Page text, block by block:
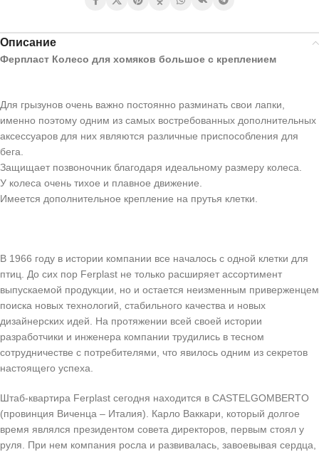
Описание
Ферпласт Колесо для хомяков большое с креплением
Для грызунов очень важно постоянно разминать свои лапки,
именно поэтому одним из самых востребованных дополнительных
аксессуаров для них являются различные приспособления для
бега.
Защищает позвоночник благодаря идеальному размеру колеса.
У колеса очень тихое и плавное движение.
Имеется дополнительное крепление на прутья клетки.
В 1966 году в истории компании все началось с одной клетки для
птиц. До сих пор Ferplast не только расширяет ассортимент
выпускаемой продукции, но и остается неизменным приверженцем
поиска новых технологий, стабильного качества и новых
дизайнерских идей. На протяжении всей своей истории
разработчики и инженера компании трудились в тесном
сотрудничестве с потребителями, что явилось одним из секретов
настоящего успеха.
Штаб-квартира Ferplast сегодня находится в CASTELGOMBERTO
(провинция Виченца – Италия). Карло Ваккари, который долгое
время являлся президентом совета директоров, первым стоял у
руля. При нем компания росла и развивалась, завоевывая сердца,